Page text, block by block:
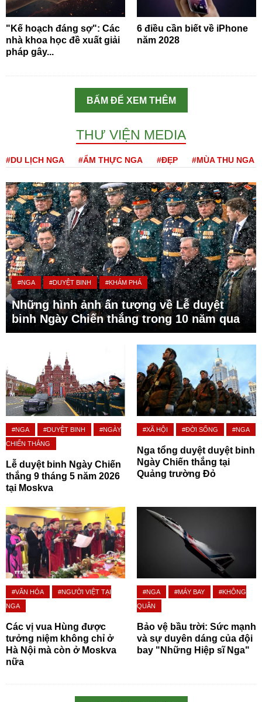
"Kế hoạch đáng sợ": Các
nhà khoa học đề xuất giải
pháp gây...
6 điều cần biết về iPhone
năm 2028
BẤM ĐỂ XEM THÊM
THƯ VIỆN MEDIA
#DU LỊCH NGA #ẨM THỰC NGA #ĐẸP #MÙA THU NGA
#NGA #DUYỆT BINH #KHÁM PHÁ
Những hình ảnh ấn tượng về Lễ duyệt
binh Ngày Chiến thắng trong 10 năm qua
#NGA #DUYỆT BINH
#NGÀY
CHIẾN THẮNG
Lễ duyệt binh Ngày Chiến
thắng 9 tháng 5 năm 2026
tại Moskva
#XÃ HỘI #ĐỜI SỐNG #NGA
Nga tổng duyệt duyệt binh
Ngày Chiến thắng tại
Quảng trường Đỏ
#VĂN HÓA
#NGƯỜI VIỆT TẠI
NGA
Các vị vua Hùng được
tưởng niệm không chỉ ở
Hà Nội mà còn ở Moskva
nữa
#NGA #MÁY BAY
#KHÔNG
QUÂN
Bảo vệ bầu trời: Sức mạnh
và sự duyên dáng của đội
bay "Những Hiệp sĩ Nga"